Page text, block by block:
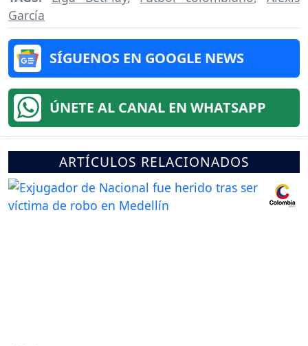
García
SÍGUENOS EN GOOGLE NEWS
ÚNETE AL CANAL EN WHATSAPP
ARTÍCULOS RELACIONADOS